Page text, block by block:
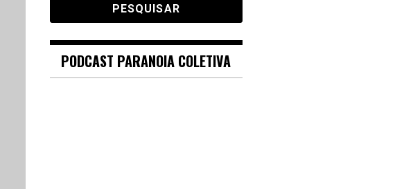
PODCAST PARANOIA COLETIVA